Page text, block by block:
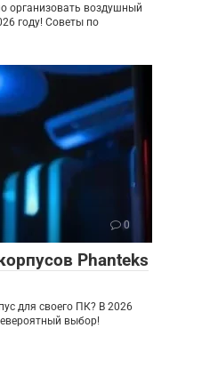
организовать воздушный
году! Советы по
0
Phanteks
для своего ПК? В 2026
выбор!